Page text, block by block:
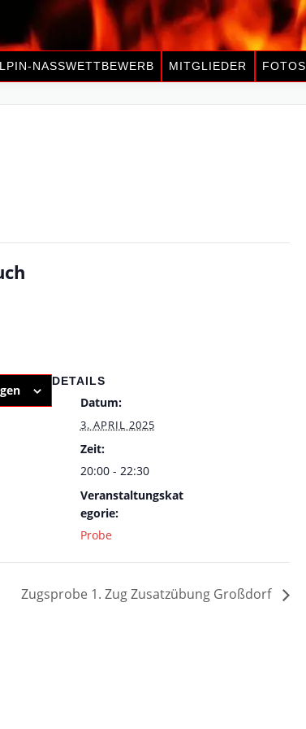
NASSWETTBEWERB MITGLIEDER FOTOS
DETAILS
Datum:
3. APRIL 2025
Zeit:
20:00 - 22:30
Veranstaltungskat
egorie:
Probe
Zugsprobe 1. Zug Zusatzübung Großdorf